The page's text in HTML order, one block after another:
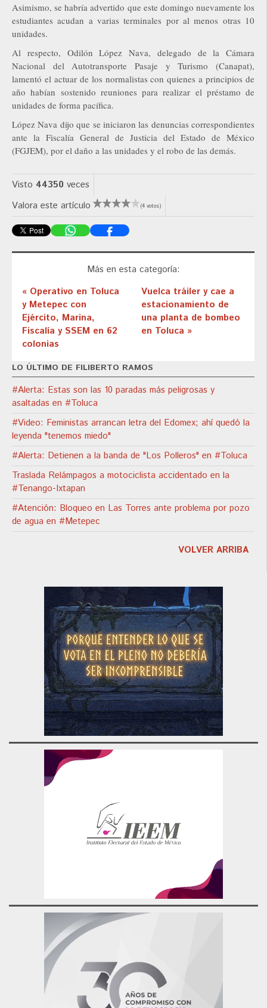
Asimismo, se habría advertido que este domingo nuevamente los
estudiantes acudan a varias terminales por al menos otras 10
unidades.
Al respecto, Odilón López Nava, delegado de la Cámara
Nacional del Autotransporte Pasaje y Turismo (Canapat),
lamentó el actuar de los normalistas con quienes a principios de
año habían sostenido reuniones para realizar el préstamo de
unidades de forma pacífica.
López Nava dijo que se iniciaron las denuncias correspondientes
ante la Fiscalía General de Justicia del Estado de México
(FGJEM), por el daño a las unidades y el robo de las demás.
Visto 44350 veces
Valora este artículo
(4 votos)
Más en esta categoría:
« Operativo en Toluca
y Metepec con
Ejército, Marina,
Fiscalía y SSEM en 62
colonias
Vuelca tráiler y cae a
estacionamiento de
una planta de bombeo
en Toluca »
LO ÚLTIMO DE FILIBERTO RAMOS
#Alerta: Estas son las 10 paradas más peligrosas y
asaltadas en #Toluca
#Video: Feministas arrancan letra del Edomex; ahí quedó la
leyenda "tenemos miedo"
#Alerta: Detienen a la banda de "Los Polleros" en #Toluca
Traslada Relámpagos a motociclista accidentado en la
#Tenango-Ixtapan
#Atención: Bloqueo en Las Torres ante problema por pozo
de agua en #Metepec
VOLVER ARRIBA